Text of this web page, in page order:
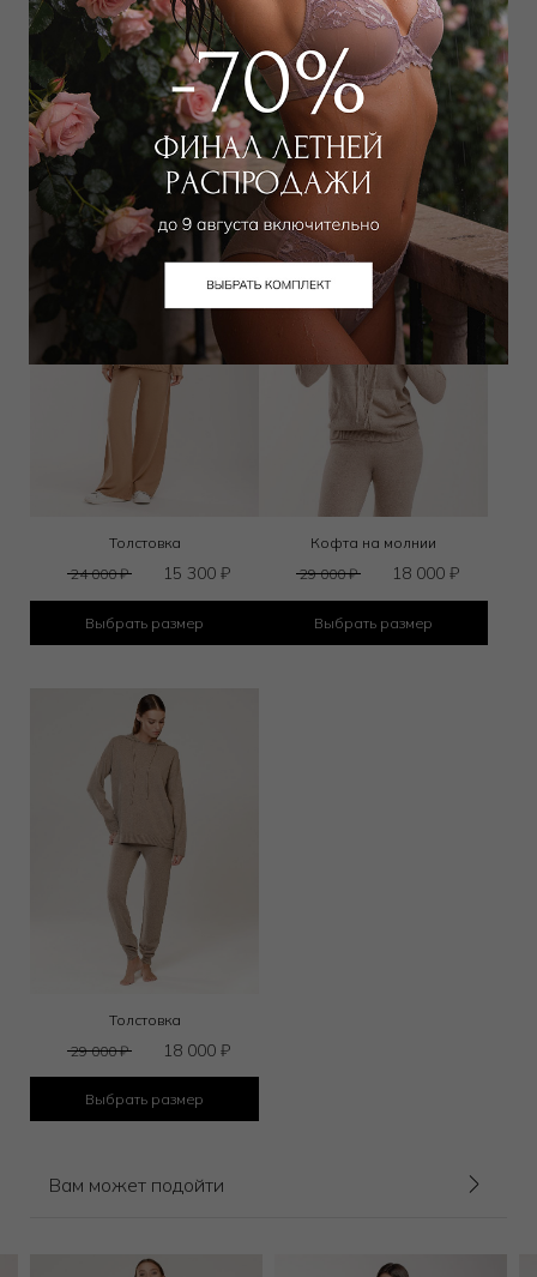
Свитер
24 000
15 300₽
Выбрать размер
Свитер
24 000₽ 15 300
Выбрать размер
Толстовка
24 000₽ 15 300₽
Выбрать размер
Кофта на молнии
29 000₽ 18 000₽
Выбрать размер
Толстовка
29 000₽ 18 000₽
Выбрать размер
Вам может подойти